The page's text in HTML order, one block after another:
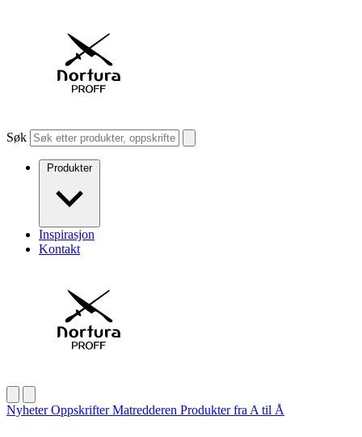
Søk
Produkter
Inspirasjon
Kontakt
NyheterOppskrifterMatredderen Produkter fra A til Å